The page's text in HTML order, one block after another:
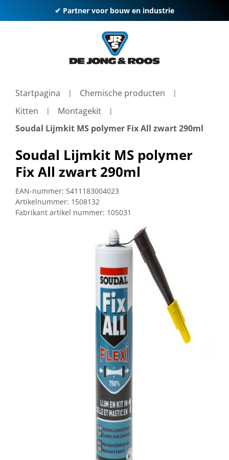
✔ Partner voor bouw en industrie
Startpagina
Chemische producten
Kitten
Montagekit
Soudal Lijmkit MS polymer Fix All zwart 290ml
Soudal Lijmkit MS polymer
Fix All zwart 290ml
EAN-nummer: 5411183004023
Artikelnummer: 1508132
Fabrikant artikel nummer: 105031